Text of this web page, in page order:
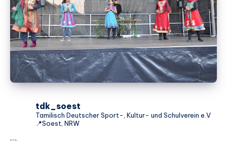
tdk_soest
Tamilisch Deutscher Sport-, Kultur- und Schulverein e.V
📍Soest, NRW